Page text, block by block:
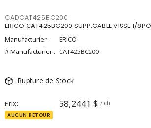
CADCAT425BC200
ERICO CAT425BC200 SUPP.CABLE VISSE 1/8PO
Manufacturier :
ERICO
# Manufacturier : CAT425BC200
Rupture de Stock
Prix 58,2441 $ / ch
AUCUN RETOUR